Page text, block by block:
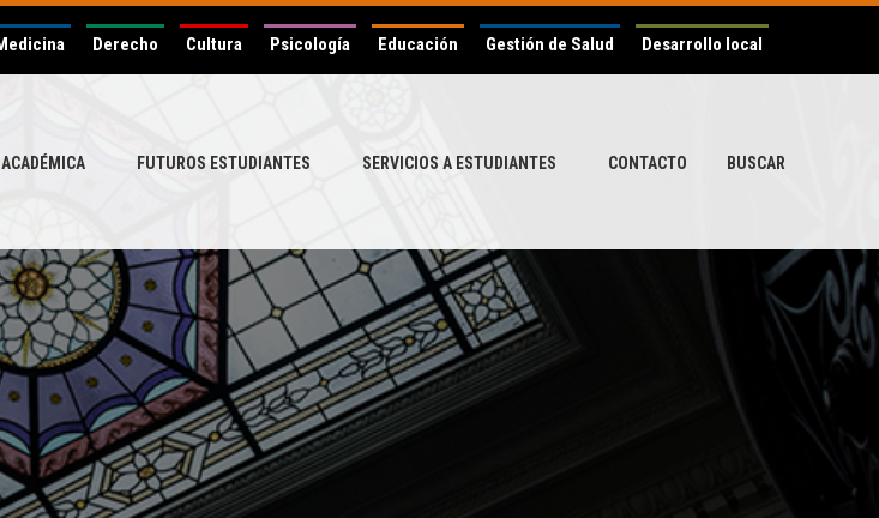
Derecho Cultura Psicología Educación Gestión de Salud Desarrollo local
FUTUROS ESTUDIANTES SERVICIOS A ESTUDIANTES CONTACTO